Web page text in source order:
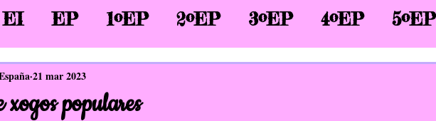
EI EP 1ºEP 2ºEP 3ºEP 4ºEP 5ºEP
2020 Corentena COVID-19
populares
21 mar 2023